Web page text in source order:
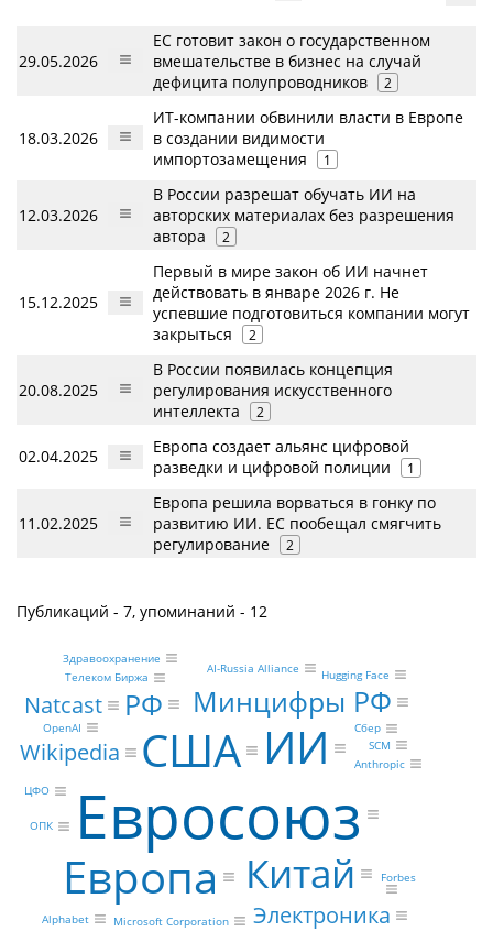
29.05.2026
ЕС готовит закон о государственном
вмешательстве в бизнес на случай
дефицита полупроводников
2
18.03.2026
ИТ-компании обвинили власти в Европе
в создании видимости
импортозамещения
1
12.03.2026
В России разрешат обучать ИИ на
авторских материалах без разрешения
автора
2
15.12.2025
Первый в мире закон об ИИ начнет
действовать в январе 2026 г. Не
успевшие подготовиться компании могут
закрыться
2
20.08.2025
В России появилась концепция
регулирования искусственного
интеллекта
2
02.04.2025
Европа создает альянс цифровой
разведки и цифровой полиции
1
11.02.2025
Европа решила ворваться в гонку по
развитию ИИ. ЕС пообещал смягчить
регулирование
2
Публикаций - 7, упоминаний - 12
Евросоюз
ИИ
США
Европа Китай
Минцифры РФ
РФ
Электроника
Natcast
Wikipedia
Alphabet Microsoft Corporation
OpenAI
Телеком Биржа
Anthropic
Hugging Face
Сбер
AI-Russia Alliance
SCM
ЦФО
Здравоохранение
ОПК
Forbes